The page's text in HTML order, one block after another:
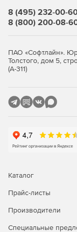
Окно «Локальная
Задание и
стоимости.
Пересчет
Окно «Акт
Задание
8 (495) 232-00-
8 (800) 200-08-
ПАО «Софтлайн».
Толстого, дом 5,
(А-311)
Каталог
Прайс-листы
Производители
Специальные